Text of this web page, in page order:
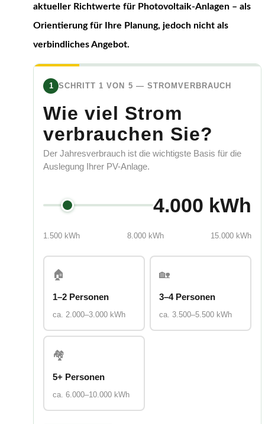
aktueller Richtwerte für Photovoltaik-Anlagen – als
Orientierung für Ihre Planung, jedoch nicht als
verbindliches Angebot.
1 SCHRITT 1 VON 5 — STROMVERBRAUCH
Wie viel Strom
verbrauchen Sie?
Der Jahresverbrauch ist die wichtigste Basis für die
Auslegung Ihrer PV-Anlage.
4.000 kWh
1.500 kWh 8.000 kWh 15.000 kWh
🏠
1–2 Personen
ca. 2.000–3.000 kWh
🏡
3–4 Personen
ca. 3.500–5.500 kWh
🏘
5+ Personen
ca. 6.000–10.000 kWh